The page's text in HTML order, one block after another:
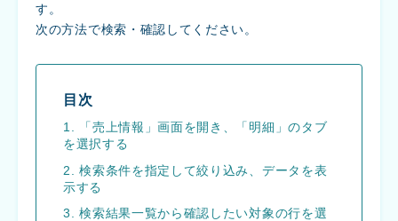
す。
次の方法で検索・確認してください。
目次
1. 「売上情報」画面を開き、「明細」のタブ
を選択する
2. 検索条件を指定して絞り込み、データを表
示する
3. 検索結果一覧から確認したい対象の行を選